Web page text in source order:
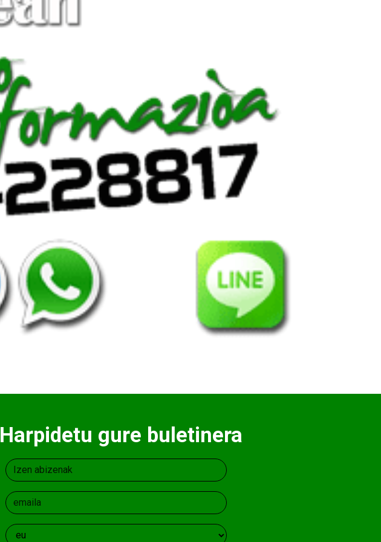
Harpidetu gure buletinera